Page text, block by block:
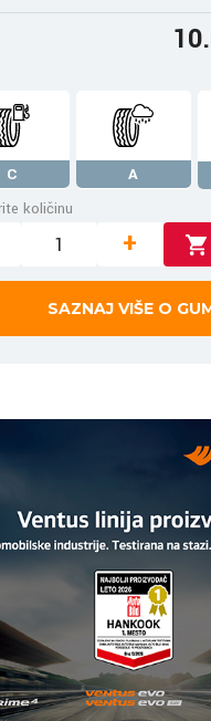
C A
količinu
+
SAZNAJ VIŠE O